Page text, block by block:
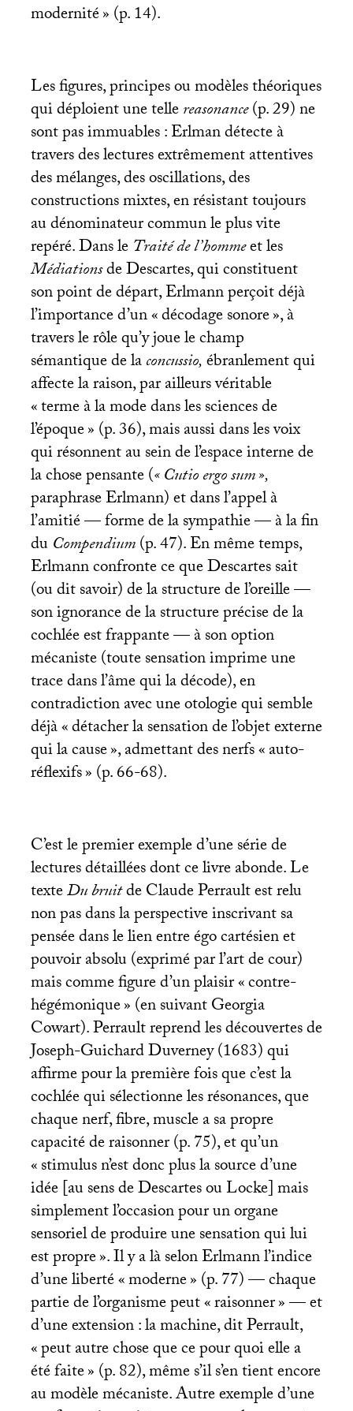
modernité» (p. 14).
Les figures, principes ou modèles théoriques
qui déploient une tellereasonance(p. 29) ne
sont pas immuables : Erlman détecte à
travers des lectures extrêmement attentives
des mélanges, des oscillations, des
constructions mixtes, en résistant toujours
au dénominateur commun le plus vite
repéré. Dans leTraité de l’hommeet les
Médiationsde Descartes, qui constituent
son point de départ, Erlmann perçoit déjà
l’importance d’un «décodage sonore», à
travers le rôle qu’y joue le champ
sémantique de laconcussio,ébranlement qui
affecte la raison, par ailleurs véritable
«terme à la mode dans les sciences de
l’époque» (p. 36), mais aussi dans les voix
qui résonnent au sein de l’espace interne de
la chose pensante («Cutio ergo sum»,
paraphrase Erlmann) et dans l’appel à
l’amitié — forme de la sympathie — à la fin
duCompendium(p. 47). En même temps,
Erlmann confronte ce que Descartes sait
(ou dit savoir) de la structure de l’oreille —
son ignorance de la structure précise de la
cochlée est frappante — à son option
mécaniste (toute sensation imprime une
trace dans l’âme qui la décode), en
contradiction avec une otologie qui semble
déjà «détacher la sensation de l’objet externe
qui la cause», admettant des nerfs «auto-
réflexifs» (p. 66-68).
C’est le premier exemple d’une série de
lectures détaillées dont ce livre abonde. Le
texteDu bruitde Claude Perrault est relu
non pas dans la perspective inscrivant sa
pensée dans le lien entre égo cartésien et
pouvoir absolu (exprimé par l’art de cour)
mais comme figure d’un plaisir «contre-
hégémonique» (en suivant Georgia
Cowart). Perrault reprend les découvertes de
Joseph-Guichard Duverney (1683) qui
affirme pour la première fois que c’est la
cochlée qui sélectionne les résonances, que
chaque nerf, fibre, muscle a sa propre
capacité de raisonner (p. 75), et qu’un
«stimulus n’est donc plus la source d’une
idée [au sens de Descartes ou Locke] mais
simplement l’occasion pour un organe
sensoriel de produire une sensation qui lui
est propre». Il y a là selon Erlmann l’indice
d’une liberté «moderne» (p. 77) — chaque
partie de l’organisme peut «raisonner» — et
d’une extension : la machine, dit Perrault,
«peut autre chose que ce pour quoi elle a
été faite» (p. 82), même s’il s’en tient encore
au modèle mécaniste. Autre exemple d’une